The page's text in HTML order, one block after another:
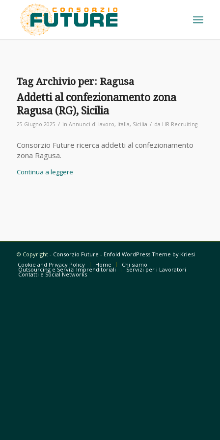
Tag Archivio per: Ragusa
Addetti al confezionamento zona
Ragusa (RG), Sicilia
25 Giugno 2025 / in Annunci di lavoro, Italia, Sicilia / da HR Recruiting
Consorzio Future ricerca addetti al confezionamento
zona Ragusa.
Continua a leggere
© Copyright - Consorzio Future - Enfold WordPress Theme by Kriesi
Cookie and Privacy Policy
Home Chi siamo
Outsourcing e Servizi Imprenditoriali Servizi per i Lavoratori
Contatti e Social Networks